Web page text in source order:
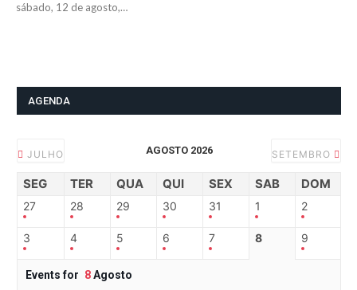
sábado, 12 de agosto,…
AGENDA
JULHO AGOSTO 2026 SETEMBRO
SEG TER QUA QUI SEX SAB DOM
27 28 29 30 31 1 2
3 4 5 6 7 8 9
Events for 8Agosto